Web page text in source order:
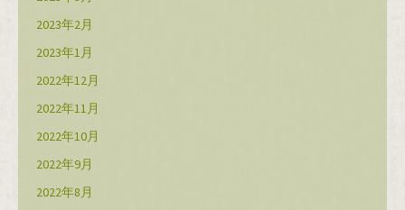
2023年2月
2023年1月
2022年12月
2022年11月
2022年10月
2022年9月
2022年8月